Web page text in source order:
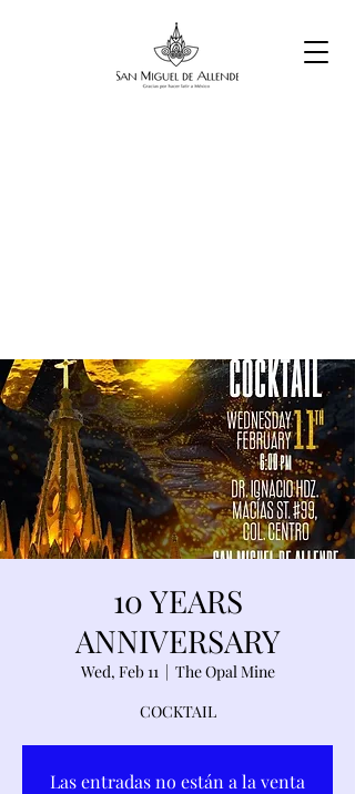
10 YEARS
ANNIVERSARY
Wed, Feb 11
  |
The Opal Mine
COCKTAIL
Las entradas no están a la venta